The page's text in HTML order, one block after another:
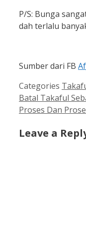
P/S: Bunga
dah terlalu
Sumber dari FB
Categories
Batal Takaful
Proses Dan
Leave a